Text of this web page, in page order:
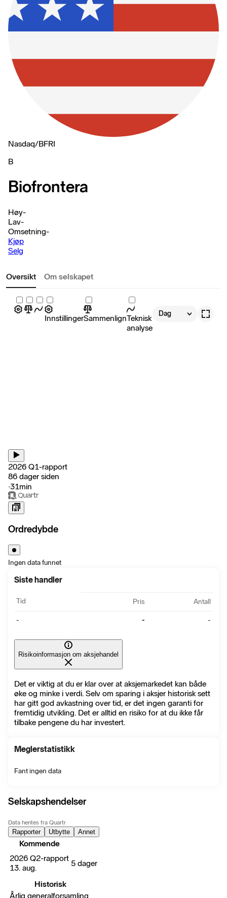
Nasdaq/BFRI
B
Biofrontera
Høy-
Lav-
Omsetning-
Kjøp
Selg
Oversikt Om selskapet
InnstillingerSammenlignTeknisk
analyse
Dag
2026 Q1-rapport
86 dager siden
‧31min
Ordredybde
Ingen data funnet
Siste handler
Tid Pris Antall
- - -
Risikoinformasjon om aksjehandel
Det er viktig at du er klar over at aksjemarkedet kan både
øke og minke i verdi. Selv om sparing i aksjer historisk sett
har gitt god avkastning over tid, er det ingen garanti for
fremtidig utvikling. Det er alltid en risiko for at du ikke får
tilbake pengene du har investert.
Meglerstatistikk
Fant ingen data
Selskapshendelser
Data hentes fra Quartr
Rapporter Utbytte Annet
Kommende
2026 Q2-rapport
13. aug.
5 dager
Historisk
Årlig generalforsamling